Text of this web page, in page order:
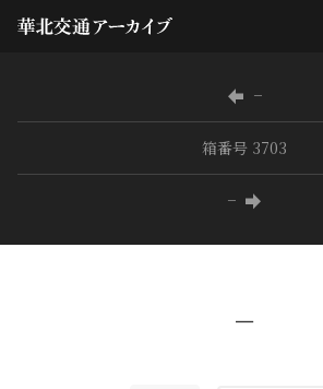
−
箱番号 3703
−
−